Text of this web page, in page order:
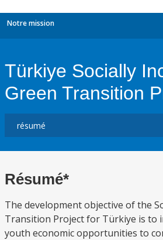
Notre mission
Türkiye Socially
Green Transition
Résumé*
The development objective of the
Transition Project for Türkiye is to
youth economic opportunities to